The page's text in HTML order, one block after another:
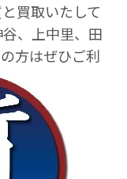
買取いたして
、上中里、田
方はぜひご利